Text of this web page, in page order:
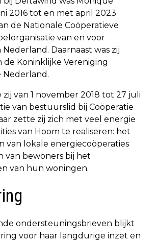
2016 tot en met april 2023
de Nationale Coöperatieve
van en voor
Nederland. Daarnaast was zij
de Koninklijke Vereniging
Nederland.
van 1 november 2018 tot 27 juli
van bestuurslid bij Coöperatie
zette zij zich met veel energie
van Hoom te realiseren: het
van lokale energiecoöperaties
van bewoners bij het
van hun woningen.
ondersteuningsbrieven blijkt
voor haar langdurige inzet en